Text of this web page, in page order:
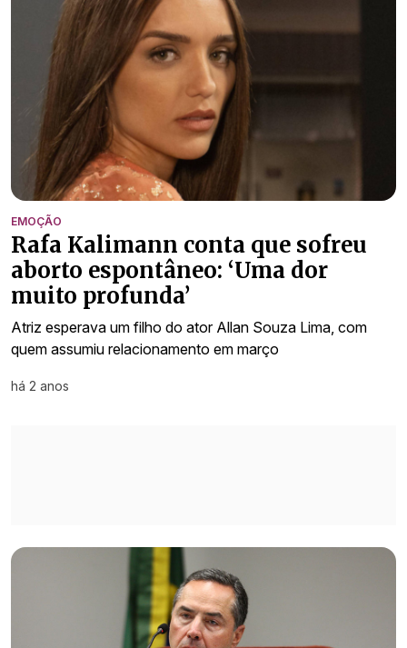
EMOÇÃO
Rafa Kalimann conta que sofreu
aborto espontâneo: ‘Uma dor
muito profunda’
Atriz esperava um filho do ator Allan Souza Lima, com
quem assumiu relacionamento em março
há 2 anos